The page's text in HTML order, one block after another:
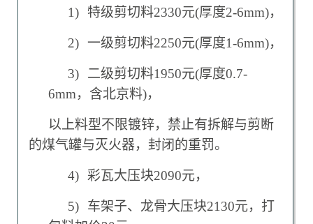
1) 特级剪切料2330元(厚度2-6mm)，
2) 一级剪切料2250元(厚度1-6mm)，
3)
二级剪切料1950元(厚度0.7-
6mm，含北京料)，
以上料型不限镀锌，禁止有拆解与剪断
的煤气罐与灭火器，封闭的重罚。
4) 彩瓦大压块2090元，
5)
车架子、龙骨大压块2130元，打